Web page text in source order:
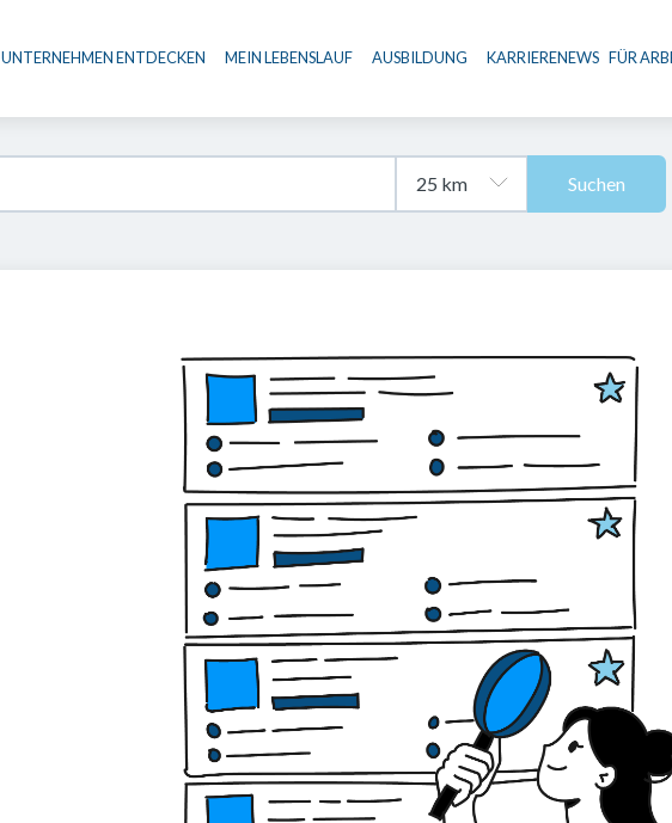
Haupt-Navigation
UNTERNEHMEN ENTDECKEN MEIN LEBENSLAUF AUSBILDUNG KARRIERENEWS FÜR
Suchen